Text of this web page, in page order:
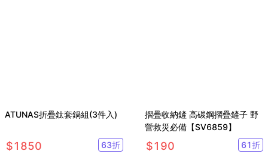
ATUNAS折疊鈦套鍋組(3件入)
$1850 63折
摺疊收納鏟 高碳鋼摺疊鏟子 野
營救災必備【SV6859】
$190 61折